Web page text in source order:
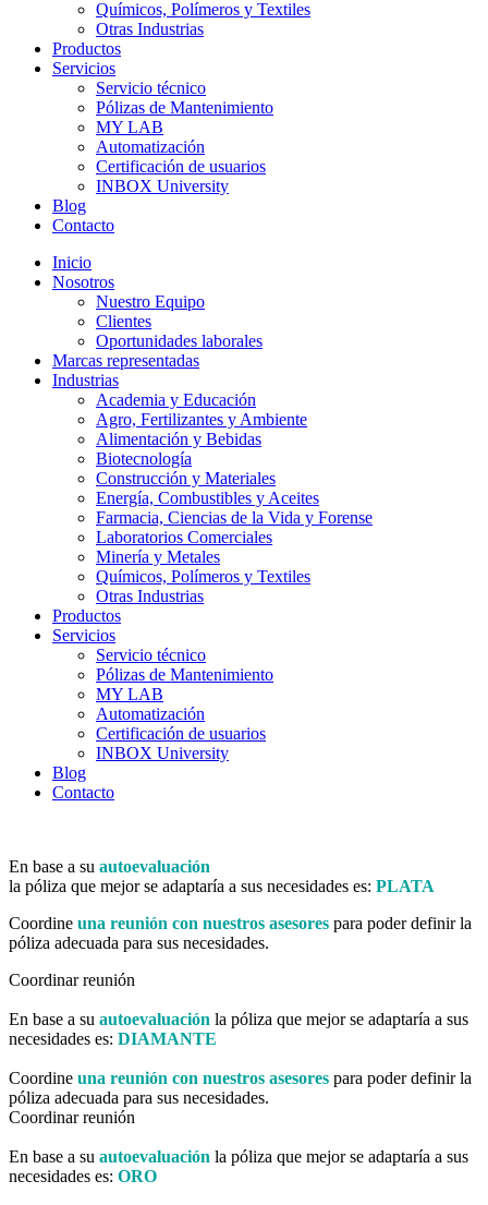
Químicos, Polímeros y Textiles
Otras Industrias
Productos
Servicios
Servicio técnico
Pólizas de Mantenimiento
MY LAB
Automatización
Certificación de usuarios
INBOX University
Blog
Contacto
Inicio
Nosotros
Nuestro Equipo
Clientes
Oportunidades laborales
Marcas representadas
Industrias
Academia y Educación
Agro, Fertilizantes y Ambiente
Alimentación y Bebidas
Biotecnología
Construcción y Materiales
Energía, Combustibles y Aceites
Farmacia, Ciencias de la Vida y Forense
Laboratorios Comerciales
Minería y Metales
Químicos, Polímeros y Textiles
Otras Industrias
Productos
Servicios
Servicio técnico
Pólizas de Mantenimiento
MY LAB
Automatización
Certificación de usuarios
INBOX University
Blog
Contacto
En base a su autoevaluación
la póliza que mejor se adaptaría a sus necesidades es: PLATA
Coordine una reunión con nuestros asesores para poder definir la
póliza adecuada para sus necesidades.
Coordinar reunión
En base a su autoevaluación la póliza que mejor se adaptaría a sus
necesidades es: DIAMANTE
Coordine una reunión con nuestros asesores para poder definir la
póliza adecuada para sus necesidades.
Coordinar reunión
En base a su autoevaluación la póliza que mejor se adaptaría a sus
necesidades es: ORO